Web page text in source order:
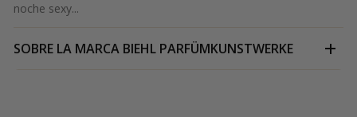
noche sexy...
SOBRE LA MARCA BIEHL PARFÜMKUNSTWERKE